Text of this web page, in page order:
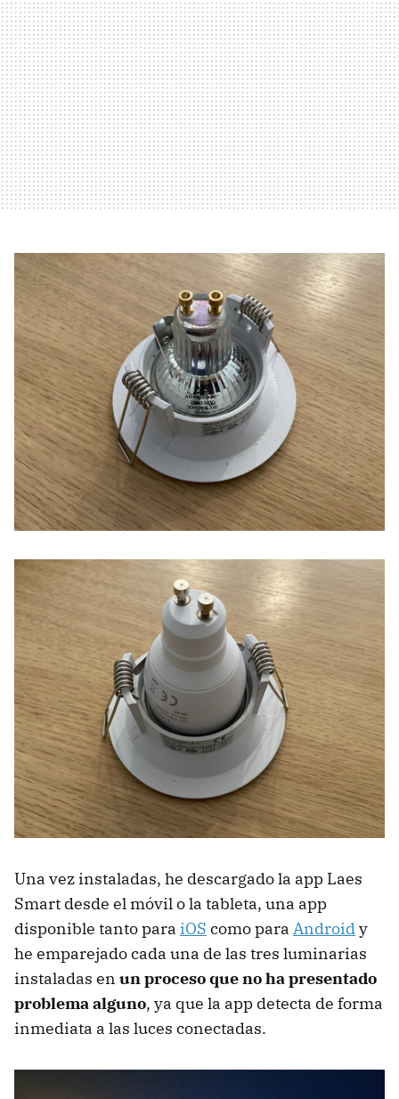
Una vez instaladas, he descargado la app Laes
Smart desde el móvil o la tableta, una app
disponible tanto para iOS como para Androidy
he emparejado cada una de las tres luminarias
instaladas en un proceso que no ha presentado
problema alguno, ya que la app detecta de forma
inmediata a las luces conectadas.